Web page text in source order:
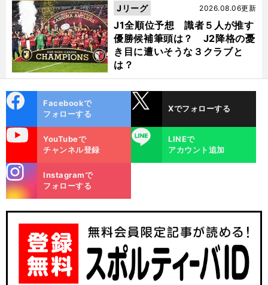
J1全順位予想 識者５人が推す
優勝候補筆頭は？ J2降格の憂
き目に遭いそうな３クラブと
は？
2026.08.06更新
Jリーグ
ok
Facebookで
フォローする
Xでフォローする
YouTubeで
チャンネル登録
LINE
LINEで
アカウント追加
m
Instagramで
フォローする